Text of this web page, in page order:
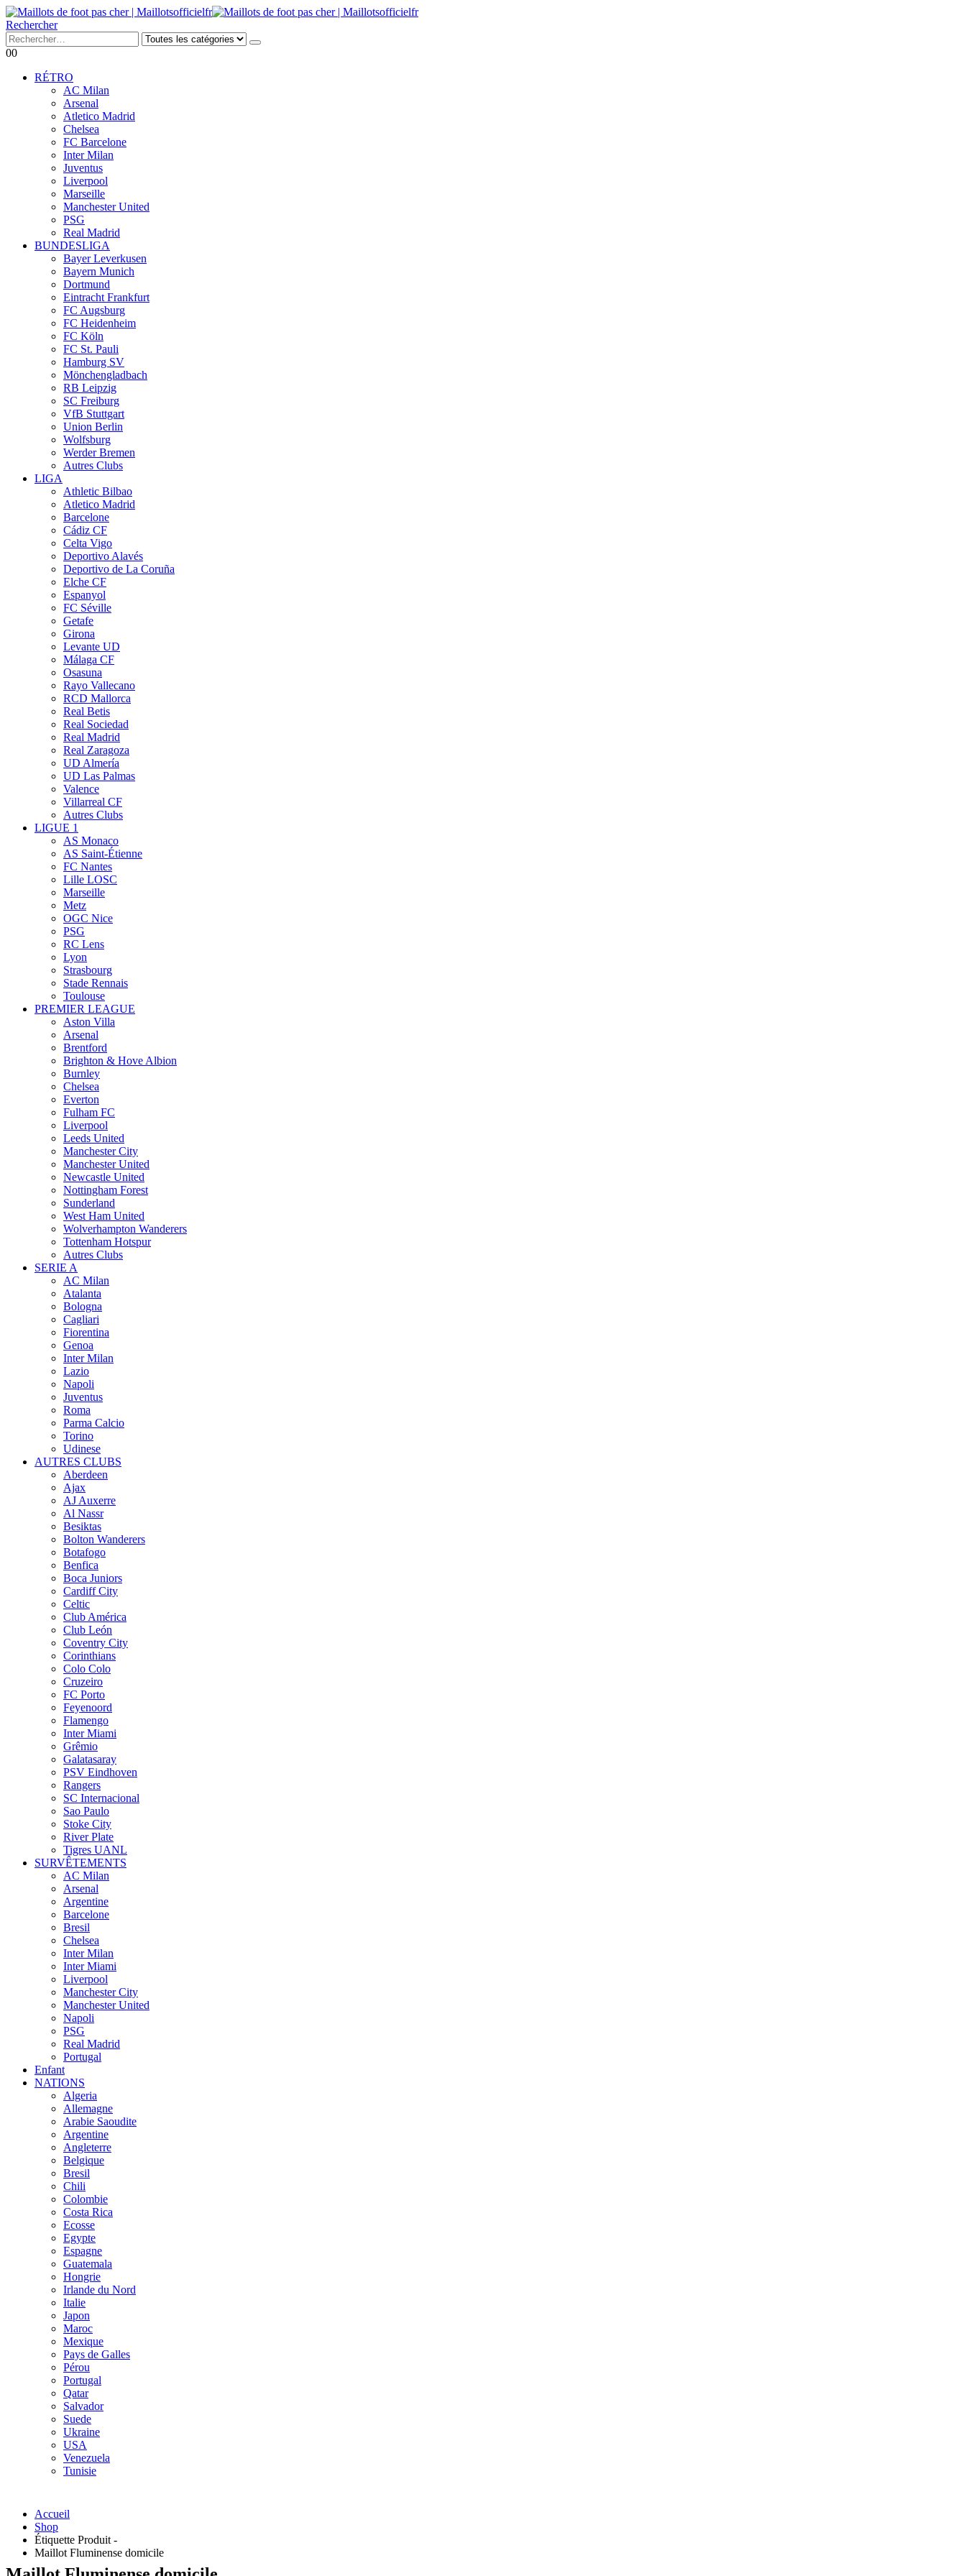
Rechercher
00
RÉTRO
AC Milan
Arsenal
Atletico Madrid
Chelsea
FC Barcelone
Inter Milan
Juventus
Liverpool
Marseille
Manchester United
PSG
Real Madrid
BUNDESLIGA
Bayer Leverkusen
Bayern Munich
Dortmund
Eintracht Frankfurt
FC Augsburg
FC Heidenheim
FC Köln
FC St. Pauli
Hamburg SV
Mönchengladbach
RB Leipzig
SC Freiburg
VfB Stuttgart
Union Berlin
Wolfsburg
Werder Bremen
Autres Clubs
LIGA
Athletic Bilbao
Atletico Madrid
Barcelone
Cádiz CF
Celta Vigo
Deportivo Alavés
Deportivo de La Coruña
Elche CF
Espanyol
FC Séville
Getafe
Girona
Levante UD
Málaga CF
Osasuna
Rayo Vallecano
RCD Mallorca
Real Betis
Real Sociedad
Real Madrid
Real Zaragoza
UD Almería
UD Las Palmas
Valence
Villarreal CF
Autres Clubs
LIGUE 1
AS Monaco
AS Saint-Étienne
FC Nantes
Lille LOSC
Marseille
Metz
OGC Nice
PSG
RC Lens
Lyon
Strasbourg
Stade Rennais
Toulouse
PREMIER LEAGUE
Aston Villa
Arsenal
Brentford
Brighton & Hove Albion
Burnley
Chelsea
Everton
Fulham FC
Liverpool
Leeds United
Manchester City
Manchester United
Newcastle United
Nottingham Forest
Sunderland
West Ham United
Wolverhampton Wanderers
Tottenham Hotspur
Autres Clubs
SERIE A
AC Milan
Atalanta
Bologna
Cagliari
Fiorentina
Genoa
Inter Milan
Lazio
Napoli
Juventus
Roma
Parma Calcio
Torino
Udinese
AUTRES CLUBS
Aberdeen
Ajax
AJ Auxerre
Al Nassr
Besiktas
Bolton Wanderers
Botafogo
Benfica
Boca Juniors
Cardiff City
Celtic
Club América
Club León
Coventry City
Corinthians
Colo Colo
Cruzeiro
FC Porto
Feyenoord
Flamengo
Inter Miami
Grêmio
Galatasaray
PSV Eindhoven
Rangers
SC Internacional
Sao Paulo
Stoke City
River Plate
Tigres UANL
SURVÊTEMENTS
AC Milan
Arsenal
Argentine
Barcelone
Bresil
Chelsea
Inter Milan
Inter Miami
Liverpool
Manchester City
Manchester United
Napoli
PSG
Real Madrid
Portugal
Enfant
NATIONS
Algeria
Allemagne
Arabie Saoudite
Argentine
Angleterre
Belgique
Bresil
Chili
Colombie
Costa Rica
Ecosse
Egypte
Espagne
Guatemala
Hongrie
Irlande du Nord
Italie
Japon
Maroc
Mexique
Pays de Galles
Pérou
Portugal
Qatar
Salvador
Suede
Ukraine
USA
Venezuela
Tunisie
Accueil
Shop
Étiquette Produit -
Maillot Fluminense domicile